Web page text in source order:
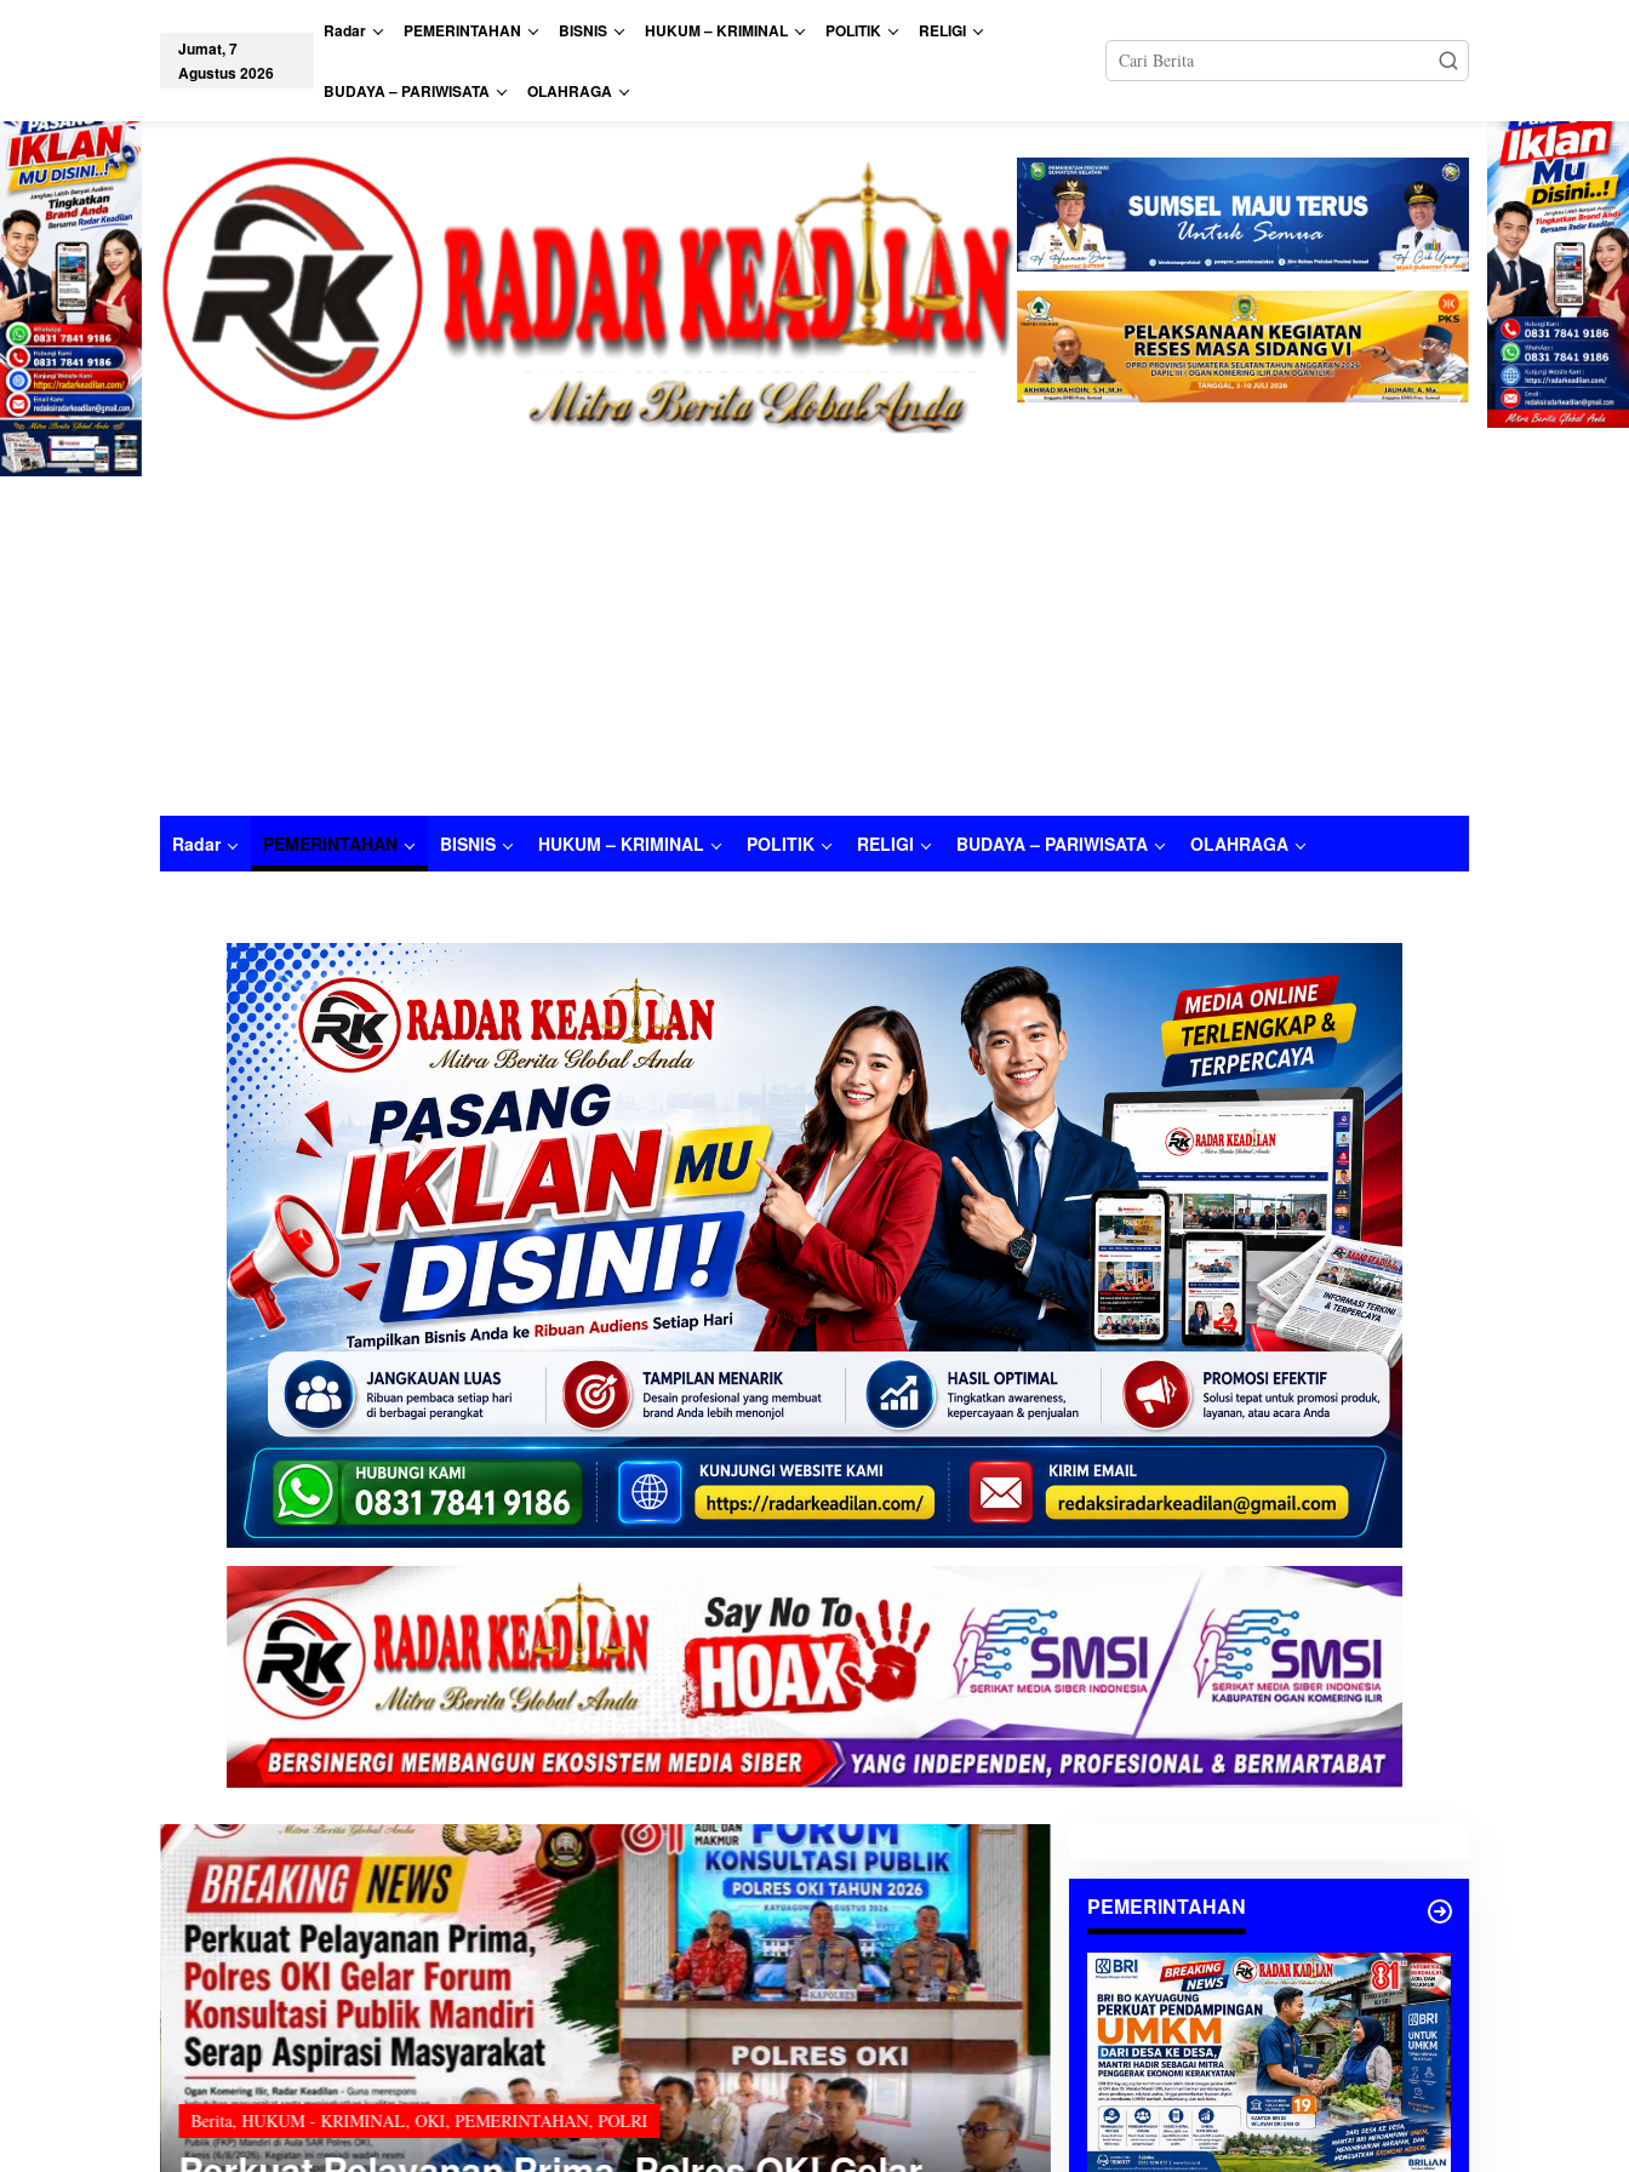
i
k
k
n
t
e
n
Jumat, 7
Agustus 2026
Radar PEMERINTAHAN BISNIS HUKUM – KRIMINAL POLITIK RELIGI
BUDAYA – PARIWISATA OLAHRAGA
Radar PEMERINTAHAN BISNIS HUKUM – KRIMINAL POLITIK RELIGI BUDAYA – PARIWISATA OLAHRAGA
Berita, HUKUM - KRIMINAL, OKI, PEMERINTAHAN, POLRI Berita,BUMN - BUMD,EKONOMI,OKI,PEMERINTAHAN
PEMERINTAHAN